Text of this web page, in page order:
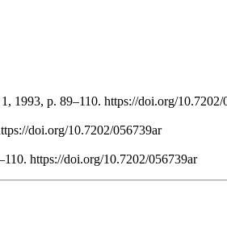
1993, p. 89–110. https://doi.org/10.7202/
doi.org/10.7202/056739ar
https://doi.org/10.7202/056739ar